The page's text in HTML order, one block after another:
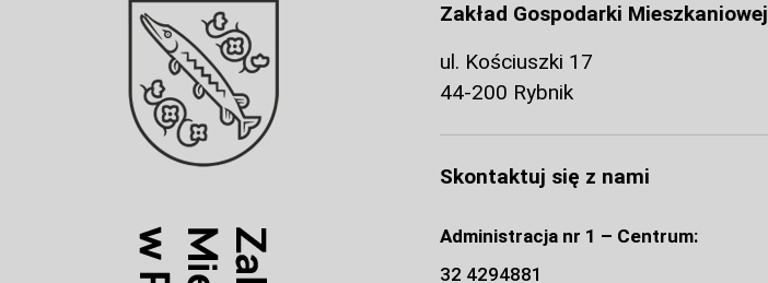
Zakład Gospodarki Mieszkaniowej
ul. Kościuszki 17
44-200 Rybnik
Skontaktuj się z nami
Administracja nr 1 – Centrum:
32 4294881